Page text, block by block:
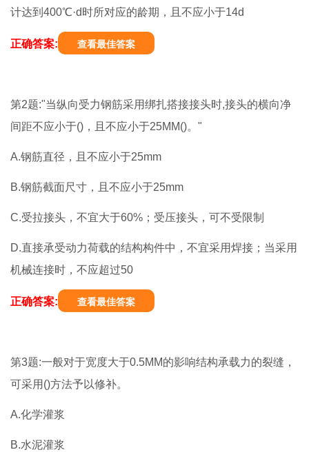
计达到400℃·d时所对应的龄期，且不应小于14d
正确答案: 查看最佳答案
第2题:"当纵向受力钢筋采用绑扎搭接接头时,接头的横向净
间距不应小于()，且不应小于25MM()。"
A.钢筋直径，且不应小于25mm
B.钢筋截面尺寸，且不应小于25mm
C.受拉接头，不宜大于60%；受压接头，可不受限制
D.直接承受动力荷载的结构构件中，不宜采用焊接；当采用
机械连接时，不应超过50
正确答案: 查看最佳答案
第3题:一般对于宽度大于0.5MM的影响结构承载力的裂缝，
可采用()方法予以修补。
A.化学灌浆
B.水泥灌浆